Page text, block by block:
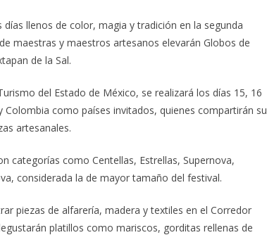
llenos de color, magia y tradición en la segunda
maestras y maestros artesanos elevarán Globos de
de la Sal.
del Estado de México, se realizará los días 15, 16
como países invitados, quienes compartirán su
artesanales.
categorías como Centellas, Estrellas, Supernova,
considerada la de mayor tamaño del festival.
piezas de alfarería, madera y textiles en el Corredor
platillos como mariscos, gorditas rellenas de